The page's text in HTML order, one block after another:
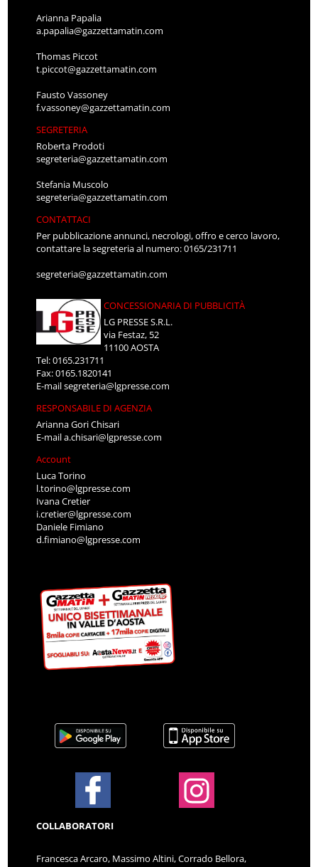
Arianna Papalia
a.papalia@gazzettamatin.com
Thomas Piccot
t.piccot@gazzettamatin.com
Fausto Vassoney
f.vassoney@gazzettamatin.com
SEGRETERIA
Roberta Prodoti
segreteria@gazzettamatin.com
Stefania Muscolo
segreteria@gazzettamatin.com
CONTATTACI
Per pubblicazione annunci, necrologi, offro e cerco lavoro,
contattare la segreteria al numero: 0165/231711
segreteria@gazzettamatin.com
CONCESSIONARIA DI PUBBLICITÀ
LG PRESSE S.R.L.
via Festaz, 52
11100 AOSTA
Tel: 0165.231711
Fax: 0165.1820141
E-mailsegreteria@lgpresse.com
RESPONSABILE DI AGENZIA
Arianna Gori Chisari
E-maila.chisari@lgpresse.com
Account
Luca Torino
l.torino@lgpresse.com
Ivana Cretier
i.cretier@lgpresse.com
Daniele Fimiano
d.fimiano@lgpresse.com
COLLABORATORI
Francesca Arcaro, Massimo Altini, Corrado Bellora,